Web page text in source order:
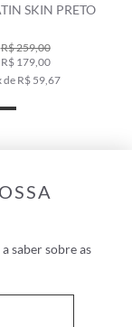
SKIN PRETO
R$ 259,00
R$ 179,00
de R$ 59,67
saber sobre as